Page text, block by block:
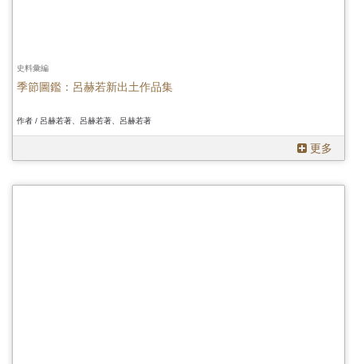
史料彙編
季節圖鑑：呂赫若新出土作品集
作者 / 呂赫若著、呂赫若著、呂赫若著
更多